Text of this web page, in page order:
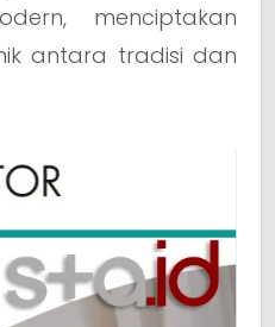
menciptakan
antara tradisi dan